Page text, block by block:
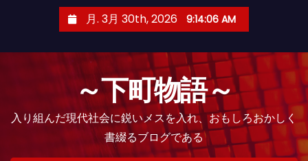
月. 3月 30th, 2026 9:14:07 AM
～下町物語～
入り組んだ現代社会に鋭いメスを入れ、おもしろおかしく
書綴るブログである